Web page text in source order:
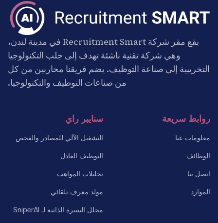
يقع مقر شركة Recruitment Smart في مدينة لندن،
وهي شركة تقنية ناشئة تهدف إلى جلب التكنولوجيا
التخريبية إلى صناعة التوظيف. يضم فريقنا محاربين من كل
من صناعات التوظيف والتكنولوجيا.
روابط سريعة
معلومات عنا
الوظائف
اتصل بنا
الموارد
سنايبر راي
التشغيل الآلي للمصادر والفحص
التوظيف العادل
تحليلات المواهب
مولد معرف تلقائي
محلل السيرة الذاتية لـ SniperAI